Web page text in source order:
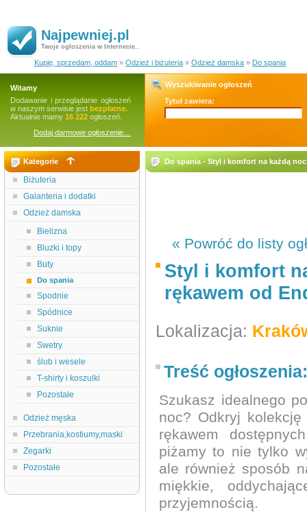
Najpewniej.pl
Twoje ogłoszenia w Internecie..
Kupię, sprzedam, oddam » Odzież i biżuteria » Odzież damska » Do spania
Witamy
Dodawanie i przeglądanie ogłoszeń
w naszym serwisie jest bezpłatne.
Aktualnie mamy 16 222 ogłoszeń.
Dodaj darmowe ogłoszenie…
Wyszukiwanie ogłoszeń
Tytuł zawiera:
Kategorie
Biżuteria
Galanteria i dodatki
Odzież damska
Bielizna
Bluzki i topy
Buty
Do spania
Spodnie
Spódnice
Suknie
Swetry
ślub i wesele
T-shirty i koszulki
Pozostałe
Odzież męska
Przebrania,kostiumy,maski
Zegarki
Pozostałe
Do spania - Styl i komfort na każdą
« Powróć do listy
Styl i komfort
rękawem od
Lokalizacja:
Treść ogłoszenia:
Szukasz idealnego
noc? Odkryj
rękawem
piżamy to nie tylko
ale również sposób
miękkie,
przyjemnością.